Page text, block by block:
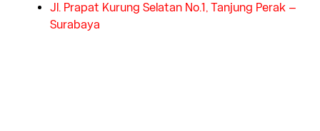
Jl. Prapat Kurung Selatan No.1, Tanjung Perak –
Surabaya